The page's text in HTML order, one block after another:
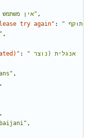
"אין משתמש כזה" ,
try again" :
"תוקף
האסימון פג, נא לנסות שוב" ,
:
"אנגלית (נוצר
,
,
,
,